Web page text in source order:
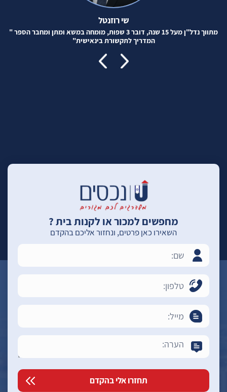
שי רוזנטל
מתווך נדל"ן מעל 15 שנה, דובר 3 שפות, מומחה במשא ומתן ומחבר הספר "
המדריך לתקשורת בינאישית"
מחפשים למכור או לקנות בית ?
השאירו כאן פרטים, ונחזור אליכם בהקדם